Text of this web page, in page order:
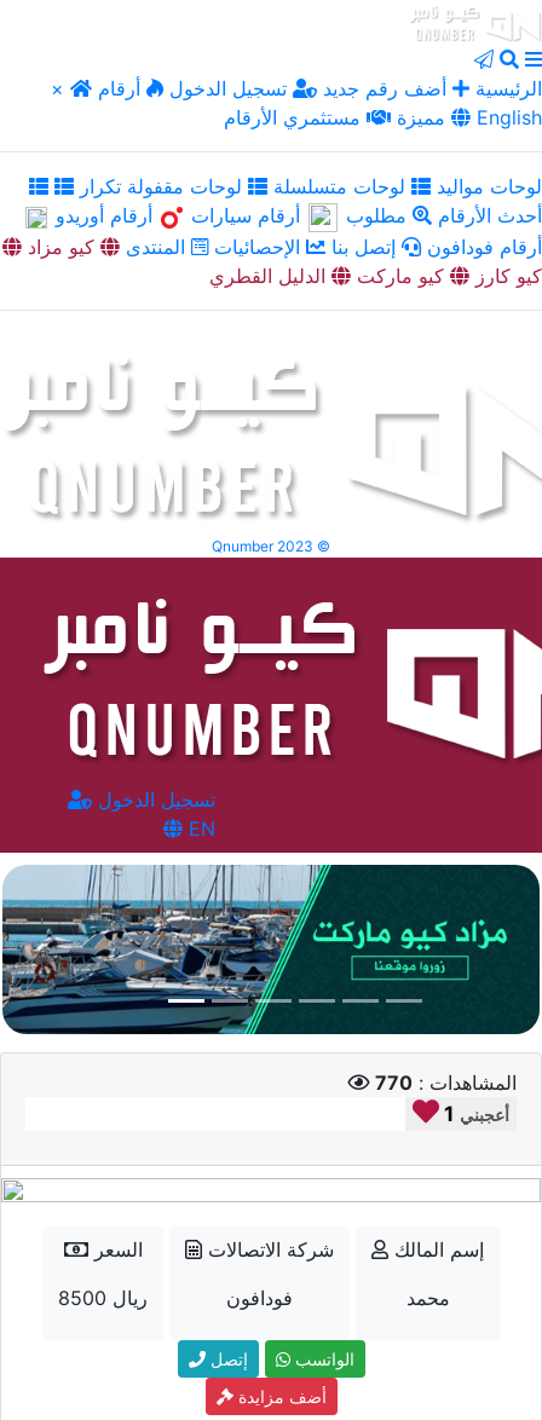
× الرئيسية أضف رقم جديد تسجيل الدخول
أرقام
مميزة
مستثمري الأرقام English
لوحات مواليد لوحات متسلسلة
لوحات مقفولة تكرار
أحدث الأرقام
مطلوب أرقام سيارات
أرقام أوريدو
أرقام فودافون
إتصل بنا الإحصائيات المنتدى
كيو مزاد
كيو كارز
كيو ماركت الدليل القطري
Qnumber 2023 ©
تسجيل الدخول
EN
المشاهدات : 770
1 أعجبني
السعر
8500 ريال
شركة الاتصالات
فودافون
إسم المالك
محمد
إتصل
الواتسب
أضف مزايدة